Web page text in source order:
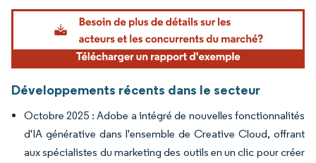
Image © Mordor Intelligence. La réutilisation nécessite une attribution sous CC BY
Développements récents dans le secteur
Octobre 2025 : Adobe a intégré de nouvelles fonctionnalités
d'IA générative dans l'ensemble de Creative Cloud, offrant
aux spécialistes du marketing des outils en un clic pour créer